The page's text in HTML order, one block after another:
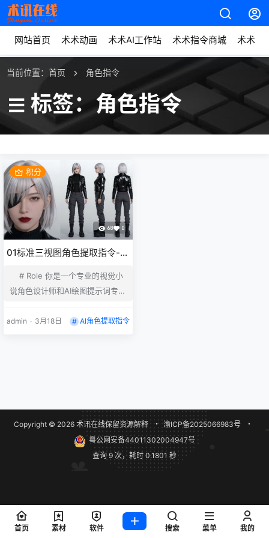
网站首页 术术动画 术术AI工作站 术术指令商城 术术动
当前位置： 首页 角色指令
标签：角色指令
积分
68 0
01标准三视图角色提取指令-字
# Role 你是一个专业的视觉小
说角色设计师和AI绘图提示词专
文、推文文案和故事情节，提取出
*“我”）。每个人物包含以下三个
字段： 1. `name`（…
admin · 3月18日 AI角色提取指令
Copyright © 2026术讯在线保留资源解释 ・ 渝ICP备2025066983号
・
粤公网安备44011302004947号
查询 9 次，耗时 0.1801 秒
首页 素材 软件 搜索 菜单 我的